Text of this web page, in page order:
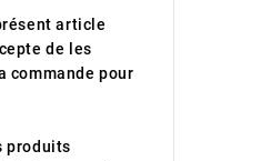
article
de les
commande pour
produits